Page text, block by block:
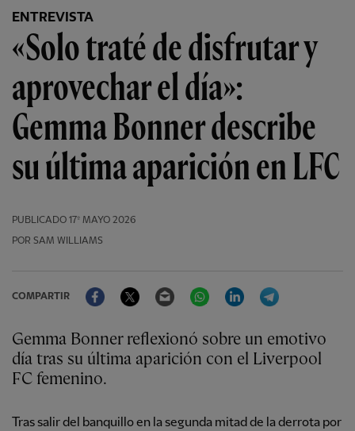
ENTREVISTA
«Solo traté de disfrutar y
aprovechar el día»:
Gemma Bonner describe
su última aparición en LFC
PUBLICADO 17º MAYO 2026
POR SAM WILLIAMS
COMPARTIR
FacebookTwitter Email WhatsAppLinkedIn
Gemma Bonner reflexionó sobre un emotivo
día tras su última aparición con el Liverpool
FC femenino.
Tras salir del banquillo en la segunda mitad de la derrota por